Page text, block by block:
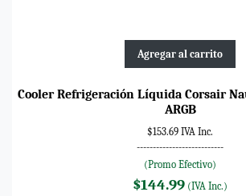
Agregar al carrito
Cooler Refrigeración Líquida Corsair
ARGB
$153.69 IVA Inc.
---------------------------
(Promo Efectivo)
$144.99 (IVA Inc.)